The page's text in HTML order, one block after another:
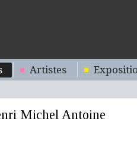
Artistes
Michel Antoine